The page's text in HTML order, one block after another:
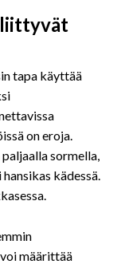
liittyvät
tapa käyttää
on eroja.
sormella,
kädessä.
määrittää